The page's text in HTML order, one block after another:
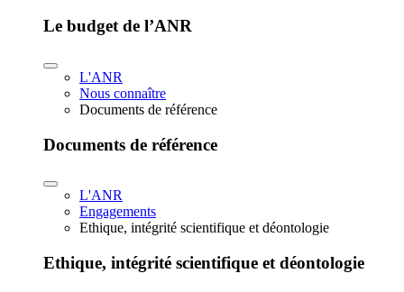
Le budget de l’ANR
L'ANR
Nous connaître
Documents de référence
Documents de référence
L'ANR
Engagements
Ethique, intégrité scientifique et déontologie
Ethique, intégrité scientifique et déontologie